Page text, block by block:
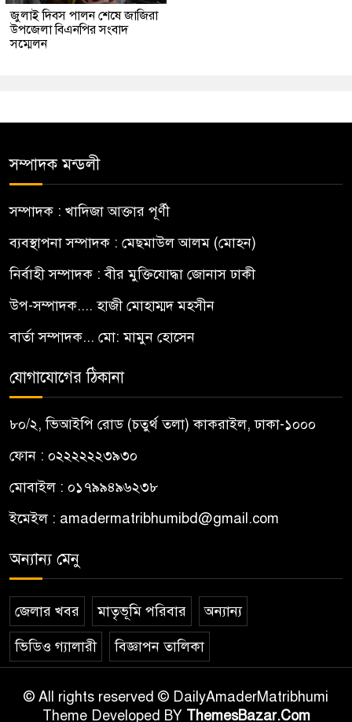
জুলাই দিবস পালন শেষে জাজিরা
উপজেলা বিএনপির সংবাদ
সম্মেলন
সম্পাদক মন্ডলী
সম্পাদক : খাদিজা আক্তার পূর্ণী
ব্যবস্থাপনা সম্পাদক : মেছমাউল আলম (মোহন)
নির্বাহী সম্পাদক : বীর মুক্তিযোদ্ধা জোনাস ঢাকী
উপ-সম্পাদক.... হাজী মোহাম্মদ মহসীন
বার্তা সম্পাদক... মো: মামুন হোসেন
যোগাযোগের ঠিকানা
৮০/২, ভিআইপি রোড (চতুর্থ তলা) কাকরাইল, ঢাকা-১০০০
ফোন : ০২২২২২২৩৯৩০
মোবাইল : ০১৭৯৯৪৯৬২৩৮
ইমেইল : amadermatribhumibd@gmail.com
অন্যান্য মেনু
জেলার খবর মাতৃভূমি পরিবার অন্যান্য
ভিডিও গ্যালারী বিজ্ঞাপন তালিকা
© All rights reserved © DailyAmaderMatribhumi
Theme Developed BY ThemesBazar.Com